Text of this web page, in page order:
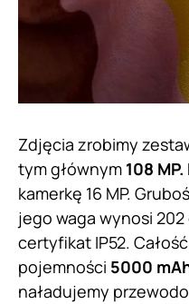
Zdjęcia zrobimy
tym głównym 108 MP.
kamerkę 16 MP.
jego waga wynosi
certyfikat IP52.
pojemności 5000
naładujemy